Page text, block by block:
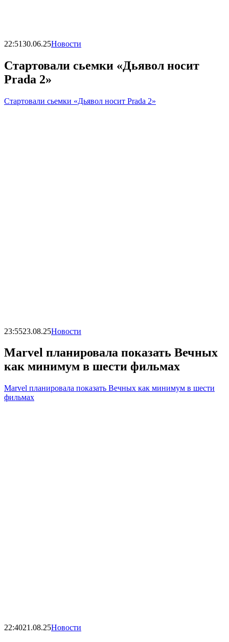
22:5130.06.25Новости
Стартовали сьемки «Дьявол носит
Prada 2»
Стартовали сьемки «Дьявол носит Prada 2»
23:5523.08.25Новости
Marvel планировала показать Вечных
как минимум в шести фильмах
Marvel планировала показать Вечных как минимум в шести
фильмах
22:4021.08.25Новости